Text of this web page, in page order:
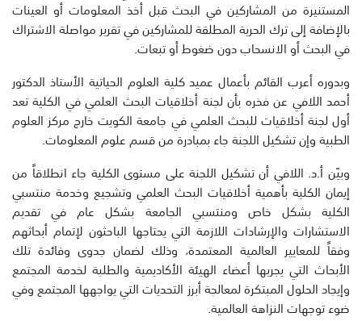
المستنيرة من المشاركين في البحث قبل أخذ المعلومات أو العينات
بالإضافة إلى ترك الحرية المطلقة للمشاركين في تقرير مواصلة الاشتراك
في البحث أو الانسحاب دون ضغوط أو تبعات.
وبدوره أعرب القائم بأعمال عميد كلية العلوم الحياتية الأستاذ الدكتور
أحمد اللافي عن فخره بأن لجنة أخلاقيات البحث العلمي في الكلية تعد
أول لجنة أخلاقيات للبحث العلمي في جامعة الكويت خارج مركز العلوم
الطبية وإن تشكيل اللجنة جاء بمبادرة من قسم علوم المعلومات.
وبيّن أ.د. اللافي أن تشكيل اللجنة على مستوى الكلية جاء انطلاقاً من
إيمان الكلية بأهمية أخلاقيات البحث العلمي وتشجيع وخدمة منتسبي
الكلية بشكل خاص ومنتسبي الجامعة بشكل عام في تقديم
الاستشارات والإرشادات اللازمة التي يحتاجها الباحثون لإتمام أبحاثهم
وفقاً للمعايير العالمية المعتمدة، وذلك لضمان جدوى وفائدة تلك
الأبحاث التي يجريها أعضاء الهيئة الأكاديمية والطلبة لخدمة المجتمع
وإيجاد الحلول المبتكرة لمعالجة أبرز التحديات التي يواجهها المجتمع وفي
ضوء توجهات النزاهة العالمية.